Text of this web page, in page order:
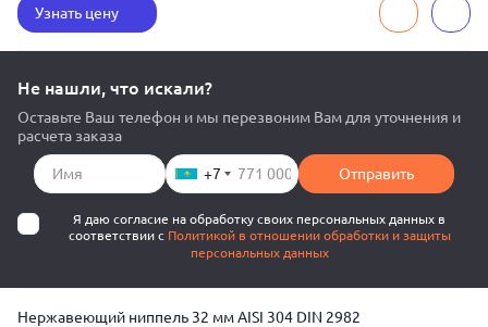
Узнать цену
Не нашли, что искали?
Оставьте Ваш телефон и мы перезвоним Вам для уточнения и
расчета заказа
+7 Отправить
Я даю согласие на обработку своих персональных данных в
соответствии с Политикой в отношении обработки и защиты
персональных данных
Нержавеющий ниппель 32 мм AISI 304 DIN 2982